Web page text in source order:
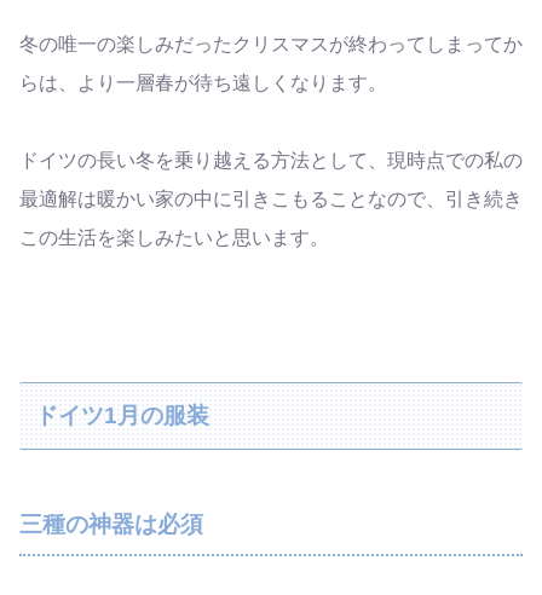
冬の唯一の楽しみだったクリスマスが終わってしまってか
らは、より一層春が待ち遠しくなります。
ドイツの長い冬を乗り越える方法として、現時点での私の
最適解は暖かい家の中に引きこもることなので、引き続き
この生活を楽しみたいと思います。
ドイツ1月の服装
三種の神器は必須